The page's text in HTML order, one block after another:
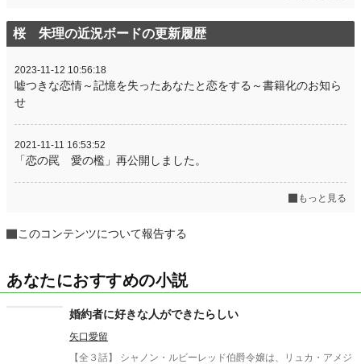
桜 朱理の近況ボードの更新履歴
2023-11-12 10:56:18
嘘つきな恋情～記憶を失ったあなたと恋をする～書籍化のお知ら
せ
2021-11-11 16:53:52
「恋の罠 愛の檻」再公開しました。
もっと見る
このコンテンツについて報告する
あなたにおすすめの小説
婚約者に好きな人ができたらしい
矢口愛留
【全３話】 シャノン・ルビーレッド伯爵令嬢は、リュカ・アメジ